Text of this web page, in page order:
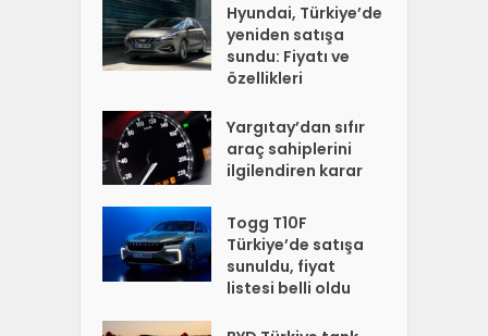
Hyundai, Türkiye’de
yeniden satışa
sundu: Fiyatı ve
özellikleri
Yargıtay’dan sıfır
araç sahiplerini
ilgilendiren karar
Togg T10F
Türkiye’de satışa
sunuldu, fiyat
listesi belli oldu